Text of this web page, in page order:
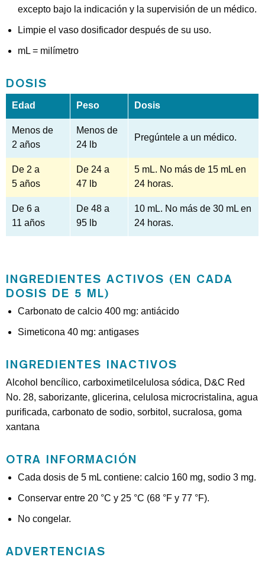
excepto bajo la indicación y la supervisión de un médico.
Limpie el vaso dosificador después de su uso.
mL = milímetro
DOSIS
Edad Peso Dosis
Menos de
2 años
Menos de
24 lb
Pregúntele a un médico.
De 2 a
5 años
De 24 a
47 lb
5 mL. No más de 15 mL en
24 horas.
De 6 a
11 años
De 48 a
95 lb
10 mL. No más de 30 mL en
24 horas.
INGREDIENTES ACTIVOS (EN CADA
DOSIS DE 5 ML)
Carbonato de calcio 400 mg: antiácido
Simeticona 40 mg: antigases
INGREDIENTES INACTIVOS
Alcohol bencílico, carboximetilcelulosa sódica, D&C Red
No. 28, saborizante, glicerina, celulosa microcristalina, agua
purificada, carbonato de sodio, sorbitol, sucralosa, goma
xantana
OTRA INFORMACIÓN
Cada dosis de 5 mL contiene: calcio 160 mg, sodio 3 mg.
Conservar entre 20 °C y 25 °C (68 °F y 77 °F).
No congelar.
ADVERTENCIAS